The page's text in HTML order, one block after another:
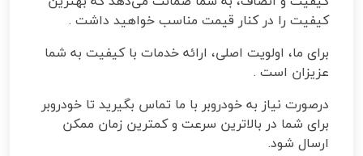
کیفیت را در کنار قیمت مناسب خواهید داشت .
برای ما، اولویت اصلی، ارائه خدمات با کیفیت به شما
عزیزان است .
درصورت نیاز به خودروبر با ما تماس بگیرید تا خودروبر
برای شما در بالاترین سرعت و کمترین زمان ممکن
ارسال شود.